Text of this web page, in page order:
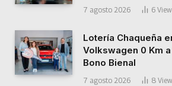
7 agosto 2026 6
Lotería Chaqueña
Volkswagen 0 Km
Bono Bienal
7 agosto 2026 8